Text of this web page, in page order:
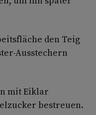
den Teig
Ausstechern
mit Eiklar
bestreuen.